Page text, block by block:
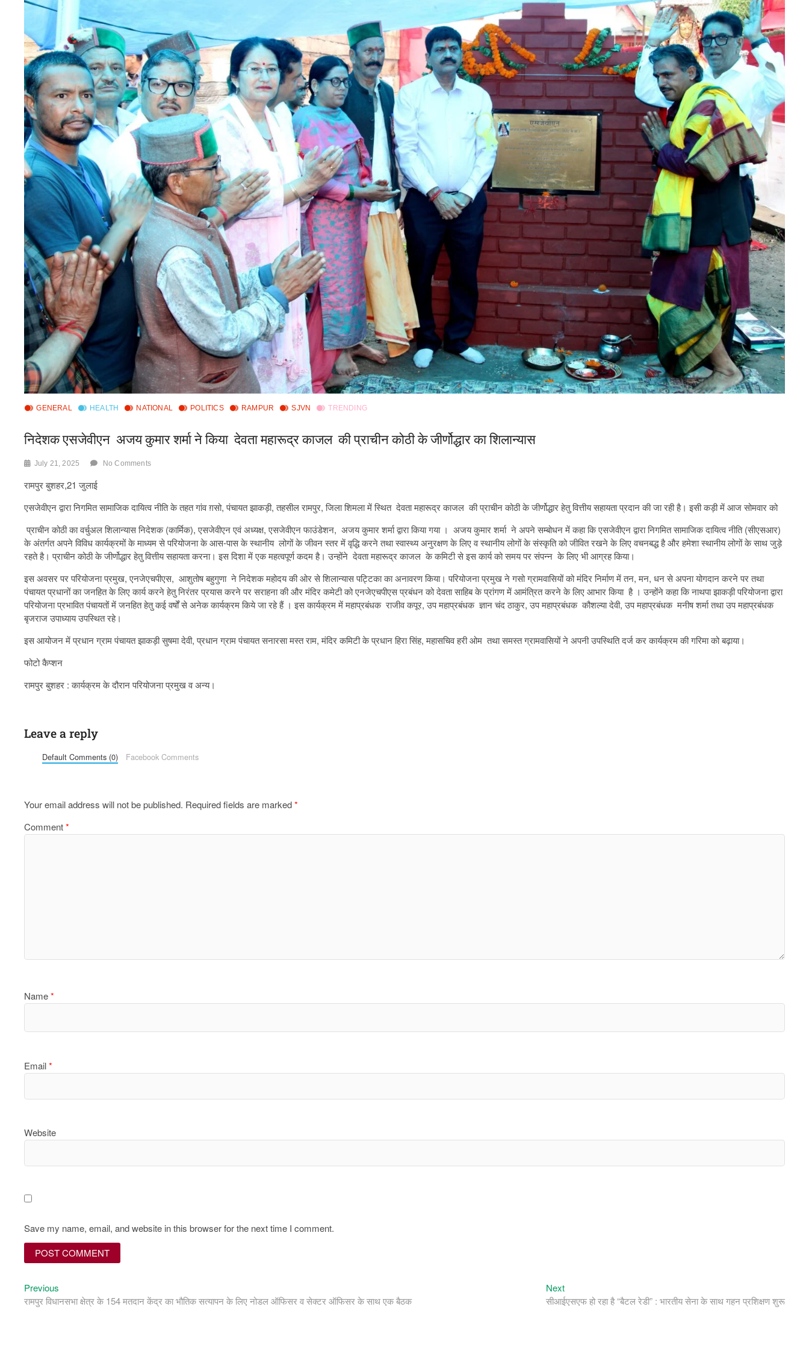
GENERAL HEALTH NATIONAL POLITICS RAMPUR SJVN TRENDING
निदेशक एसजेवीएन अजय कुमार शर्मा ने किया देवता महारूद्र काजल की प्राचीन कोठी के जीर्णोद्धार का शिलान्यास
July 21, 2025 No Comments
रामपुर बुशहर,21 जुलाई
एसजेवीएन द्वारा निगमित सामाजिक दायित्व नीति के तहत गांव ग़सो, पंचायत झाकड़ी, तहसील रामपुर, जिला शिमला में स्थित देवता महारूद्र काजल की प्राचीन कोठी के जीर्णोद्धार हेतु वित्तीय सहायता प्रदान की जा रही है। इसी कड़ी में आज सोमवार को
प्राचीन कोठी का वर्चुअल शिलान्यास निदेशक (कार्मिक), एसजेवीएन एवं अध्यक्ष, एसजेवीएन फाउंडेशन, अजय कुमार शर्मा द्वारा किया गया । अजय कुमार शर्मा ने अपने सम्बोधन में कहा कि एसजेवीएन द्वारा निगमित सामाजिक दायित्व नीति (सीएसआर)
के अंतर्गत अपने विविध कार्यक्रमों के माध्यम से परियोजना के आस-पास के स्थानीय लोगों के जीवन स्तर में वृद्धि करने तथा स्वास्थ्य अनुरक्षण के लिए व स्थानीय लोगों के संस्कृति को जीवित रखने के लिए वचनबद्ध है और हमेशा स्थानीय लोगों के साथ जुड़े
रहते है। प्राचीन कोठी के जीर्णोद्धार हेतु वित्तीय सहायता करना। इस दिशा में एक महत्वपूर्ण कदम है। उन्होंने देवता महारूद्र काजल के कमिटी से इस कार्य को समय पर संपन्न के लिए भी आग्रह किया।
इस अवसर पर परियोजना प्रमुख, एनजेएचपीएस, आशुतोष बहुगुणा ने निदेशक महोदय की ओर से शिलान्यास पट्टिका का अनावरण किया। परियोजना प्रमुख ने गसो ग्रामवासियों को मंदिर निर्माण में तन, मन, धन से अपना योगदान करने पर तथा
पंचायत प्रधानों का जनहित के लिए कार्य करने हेतु निरंतर प्रयास करने पर सराहना की और मंदिर कमेटी को एनजेएचपीएस प्रबंधन को देवता साहिब के प्रांगण में आमंत्रित करने के लिए आभार किया है । उन्होंने कहा कि नाथपा झाकड़ी परियोजना द्वारा
परियोजना प्रभावित पंचायतों में जनहित हेतु कई वर्षों से अनेक कार्यक्रम किये जा रहे हैं । इस कार्यक्रम में महाप्रबंधक राजीव कपूर, उप महाप्रबंधक ज्ञान चंद ठाकुर, उप महाप्रबंधक कौशल्या देवी, उप महाप्रबंधक मनीष शर्मा तथा उप महाप्रबंधक
बृजराज उपाध्याय उपस्थित रहे।
इस आयोजन में प्रधान ग्राम पंचायत झाकड़ी सुषमा देवी, प्रधान ग्राम पंचायत सनारसा मस्त राम, मंदिर कमिटी के प्रधान हिरा सिंह, महासचिव हरी ओम तथा समस्त ग्रामवासियों ने अपनी उपस्थिति दर्ज कर कार्यक्रम की गरिमा को बढ़ाया।
फोटो कैप्शन
रामपुर बुशहर : कार्यक्रम के दौरान परियोजना प्रमुख व अन्य।
Leave a reply
Default Comments (0) Facebook Comments
Your email address will not be published. Required fields are marked*
Comment*
Name*
Email*
Website
Save my name, email, and website in this browser for the next time I comment.
Post
navigation
Previous
post:
रामपुर विधानसभा क्षेत्र के 154 मतदान केंद्र का भौतिक सत्यापन के लिए नोडल ऑफिसर व सेक्टर ऑफिसर के साथ एक बैठक
NextNext
post:
सीआईएसएफ हो रहा है “बैटल रेडी” : भारतीय सेना के साथ गहन प्रशिक्षण शुरू